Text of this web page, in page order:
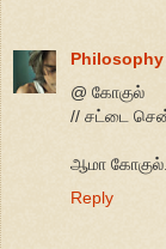
Philosophy
@ கோகுல்
// சட்டை
ஆமா
Reply